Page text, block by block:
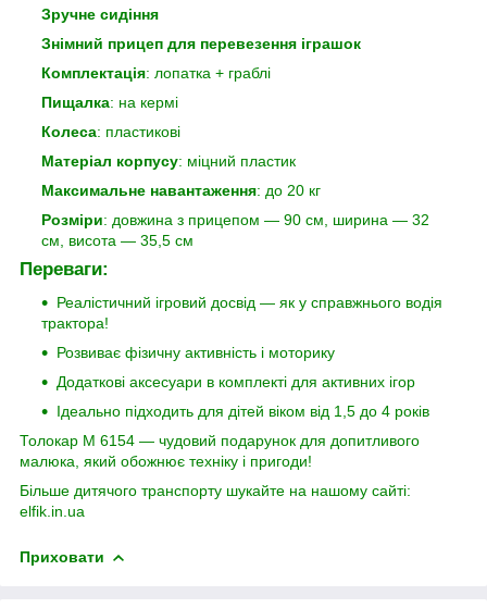
Зручне сидіння
Знімний прицеп для перевезення іграшок
Комплектація: лопатка + граблі
Пищалка: на кермі
Колеса: пластикові
Матеріал корпусу: міцний пластик
Максимальне навантаження: до 20 кг
Розміри: довжина з прицепом — 90 см, ширина — 32
см, висота — 35,5 см
Переваги:
Реалістичний ігровий досвід — як у справжнього водія
трактора!
Розвиває фізичну активність і моторику
Додаткові аксесуари в комплекті для активних ігор
Ідеально підходить для дітей віком від 1,5 до 4 років
Толокар M 6154 — чудовий подарунок для допитливого
малюка, який обожнює техніку і пригоди!
Більше дитячого транспорту шукайте на нашому сайті:
elfik.in.ua
Приховати